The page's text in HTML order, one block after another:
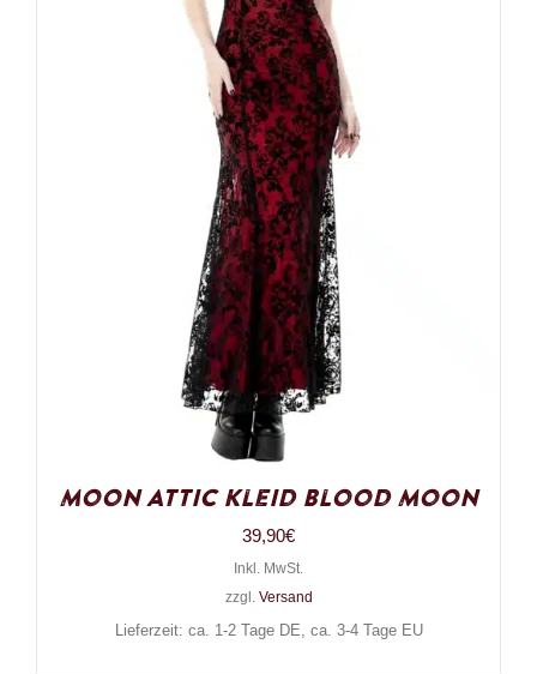
Moon Attic Kleid Blood Moon
39,90€
Inkl. MwSt.
zzgl. Versand
Lieferzeit: ca. 1-2 Tage DE, ca. 3-4 Tage EU